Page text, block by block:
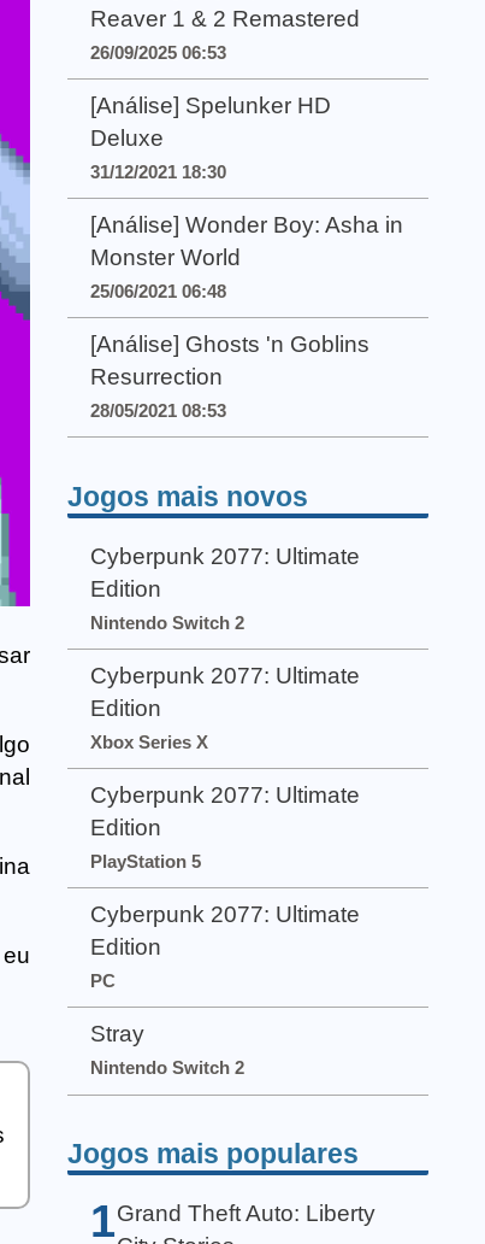
Reaver 1 & 2 Remastered
26/09/2025 06:53
[Análise] Spelunker HD
Deluxe
31/12/2021 18:30
[Análise] Wonder Boy: Asha in
Monster World
25/06/2021 06:48
[Análise] Ghosts 'n Goblins
Resurrection
28/05/2021 08:53
Jogos mais novos
Cyberpunk 2077: Ultimate
Edition
Nintendo Switch 2
Cyberpunk 2077: Ultimate
Edition
Xbox Series X
Cyberpunk 2077: Ultimate
Edition
PlayStation 5
Cyberpunk 2077: Ultimate
Edition
PC
Stray
Nintendo Switch 2
Jogos mais populares
1 Grand Theft Auto: Liberty